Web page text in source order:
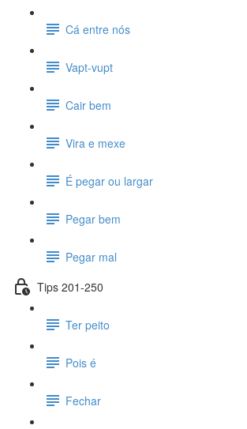
Cá entre nós
Vapt-vupt
Cair bem
Vira e mexe
É pegar ou largar
Pegar bem
Pegar mal
Tips 201-250
Ter peito
Pois é
Fechar